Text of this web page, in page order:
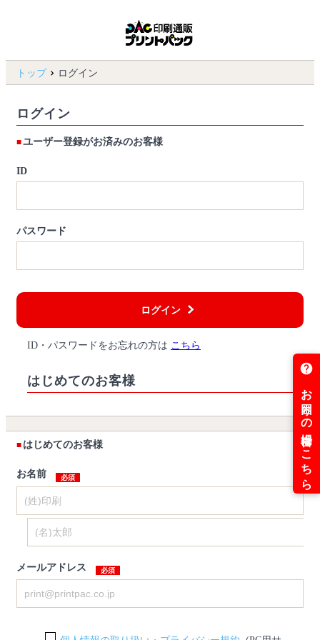
トップ ログイン
ログイン
ユーザー登録がお済みのお客様
ID
パスワード
ログイン
ID・パスワードをお忘れの方は こちら
はじめてのお客様
はじめてのお客様
お名前
メールアドレス